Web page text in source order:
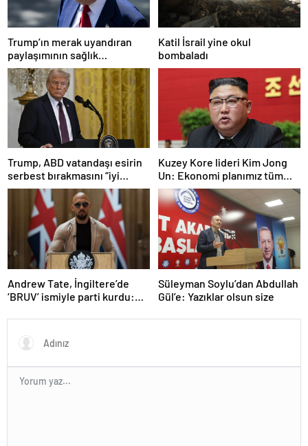
Trump’ın merak uyandıran
paylaşımının sağlık
sistemiyle ilgili kararname
olduğu anlaşıldı
Katil İsrail yine okul
bombaladı
Trump, ABD vatandaşı esirin
serbest bırakmasını “iyi
niyetle atılmış bir adım”
olarak değerlendirdi
Kuzey Kore lideri Kim Jong
Un: Ekonomi planımız tüm
sektörlerde başarısız oldu
Andrew Tate, İngiltere’de
‘BRUV’ ismiyle parti kurdu:
propagandasını
yasaklayacağız’
Süleyman Soylu’dan Abdullah
Gül’e: Yazıklar olsun size